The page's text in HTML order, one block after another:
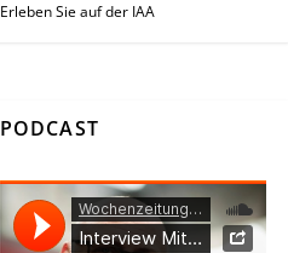
Erleben Sie auf der IAA
PODCAST